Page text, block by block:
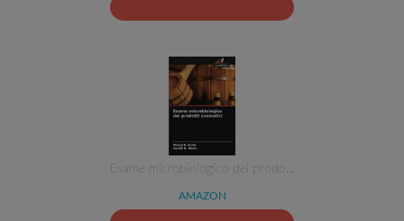
Esame microbiologico dei prodo…
AMAZON